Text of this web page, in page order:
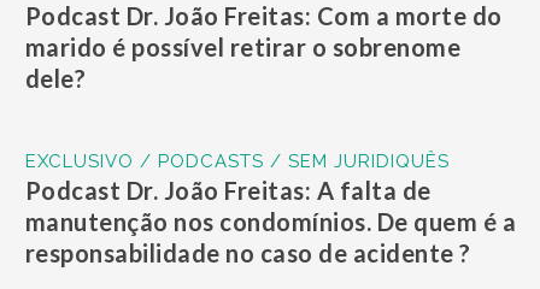
Podcast Dr. João Freitas: Com a morte do
marido é possível retirar o sobrenome
dele?
EXCLUSIVO / PODCASTS / SEM JURIDIQUÊS
Podcast Dr. João Freitas: A falta de
manutenção nos condomínios. De quem é a
responsabilidade no caso de acidente ?